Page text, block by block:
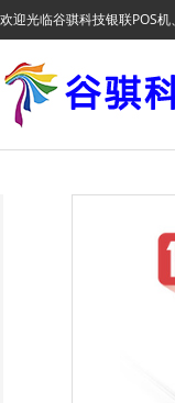
欢迎光临谷骐科技银联POS